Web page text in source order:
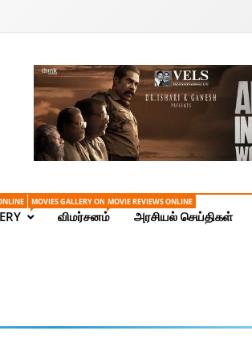
News |
MOVIES GALLERY ONLINE
விமர்சனம்
MOVIE REVIEWS ONLINE
அரசியல் செய்திகள்